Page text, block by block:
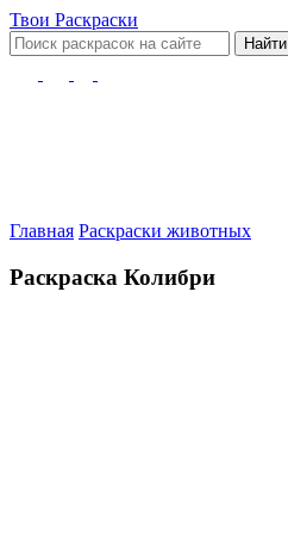
Твои Раскраски
Найти
Главная Раскраски животных
Раскраска Колибри